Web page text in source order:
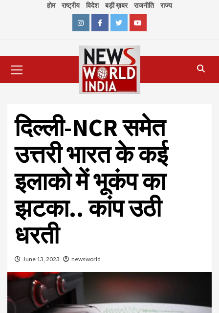
होम राष्ट्रीय विदेश बड़ी ख़बर राजनीति राज्य
InstagramFacebookTwitterYoutube
Menu
दिल्ली-NCR समेत
उत्तरी भारत के कई
इलाको में भूकंप का
झटका.. कांप उठी
धरती
June 13, 2023 newsworld